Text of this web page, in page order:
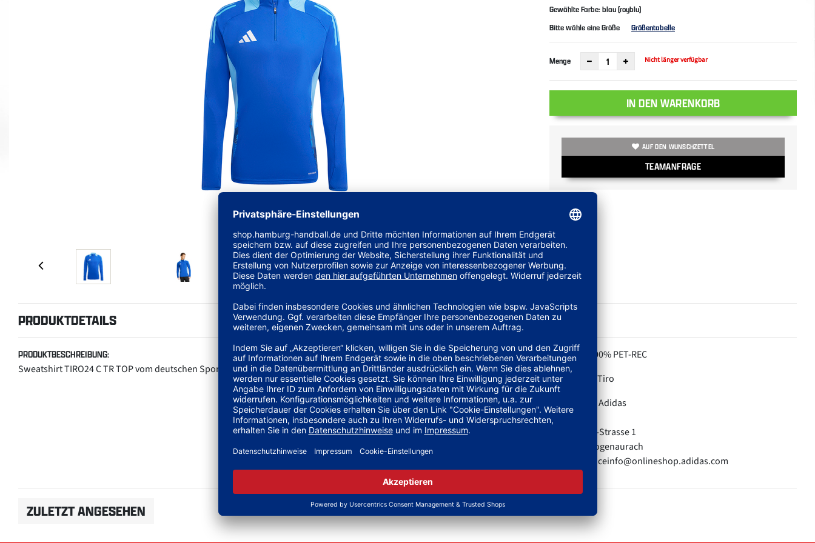
Gewählte Farbe: blau (royblu)
Bitte wähle eine Größe
Größentabelle
Menge Nicht länger verfügbar
IN DEN WARENKORB
AUF DEN WUNSCHZETTEL
TEAMANFRAGE
PRODUKTDETAILS
PRODUKTBESCHREIBUNG:
Sweatshirt TIRO24 C TR TOP vom deutschen Sportartikelhersteller adidas aus Herzogenaurach.
MATERIAL: 100% PET-REC
KOLLEKTION: Tiro
Adidas
adidas AG
Adi-Dassler-Strasse 1
91074 Herzogenaurach
E-Mail: serviceinfo@onlineshop.adidas.com
ZULETZT ANGESEHEN